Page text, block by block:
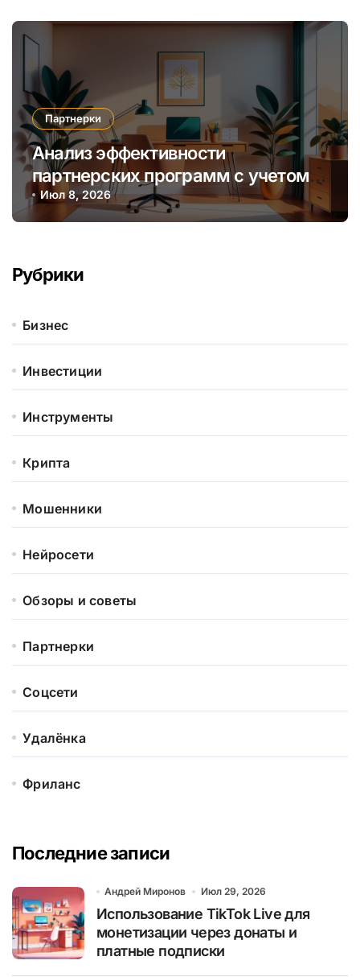
Партнерки
Анализ эффективности
партнерских программ с учетом
сезонных и трендовых факторов
Июл 8, 2026
Рубрики
Бизнес
Инвестиции
Инструменты
Крипта
Мошенники
Нейросети
Обзоры и советы
Партнерки
Соцсети
Удалёнка
Фриланс
Последние записи
Андрей Миронов Июл 29, 2026
Использование TikTok Live для
монетизации через донаты и
платные подписки